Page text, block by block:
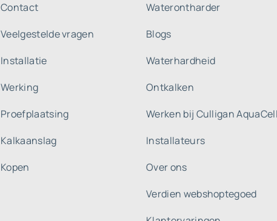
Contact
Veelgestelde vragen
Installatie
Werking
Proefplaatsing
Kalkaanslag
Kopen
Waterontharder
Blogs
Waterhardheid
Ontkalken
Werken bij Culligan AquaCell
Installateurs
Over ons
Verdien webshoptegoed